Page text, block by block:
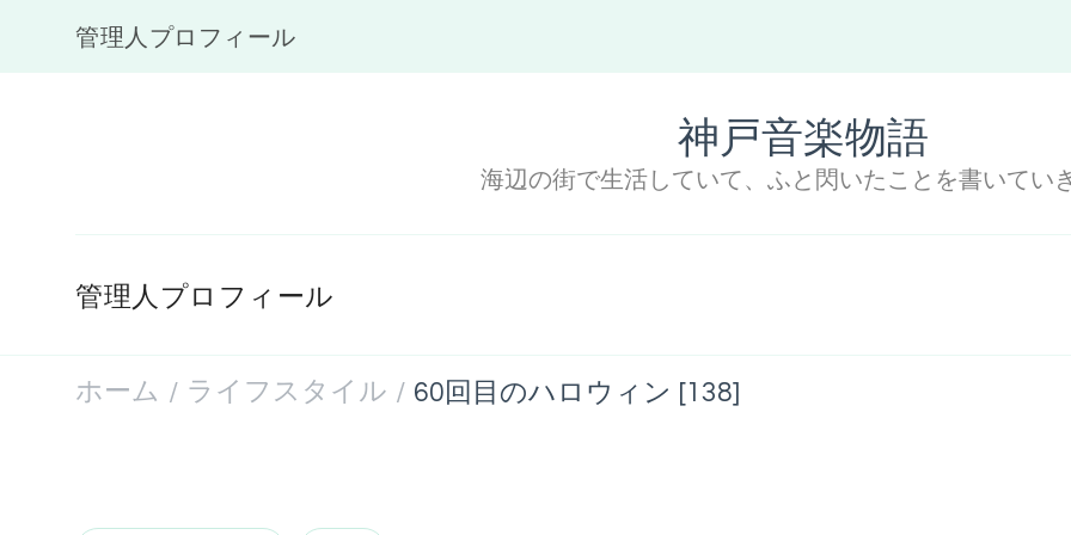
管理人プロフィール
神戸音楽物語
海辺の街で生活していて、ふと閃いたことを書いてい
管理人プロフィール
ホーム / ライフスタイル / 60回目のハロウィン [138]